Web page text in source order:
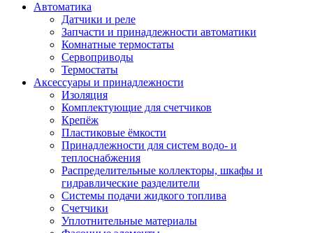
Автоматика
Датчики и реле
Запчасти и принадлежности автоматики
Комнатные термостаты
Сервоприводы
Термостаты
Аксессуары и принадлежности
Изоляция
Комплектующие для счетчиков
Крепёж
Пластиковые ёмкости
Принадлежности для систем водо- и
теплоснабжения
Распределительные коллекторы, шкафы и
гидравлические разделители
Системы подачи жидкого топлива
Счетчики
Уплотнительные материалы